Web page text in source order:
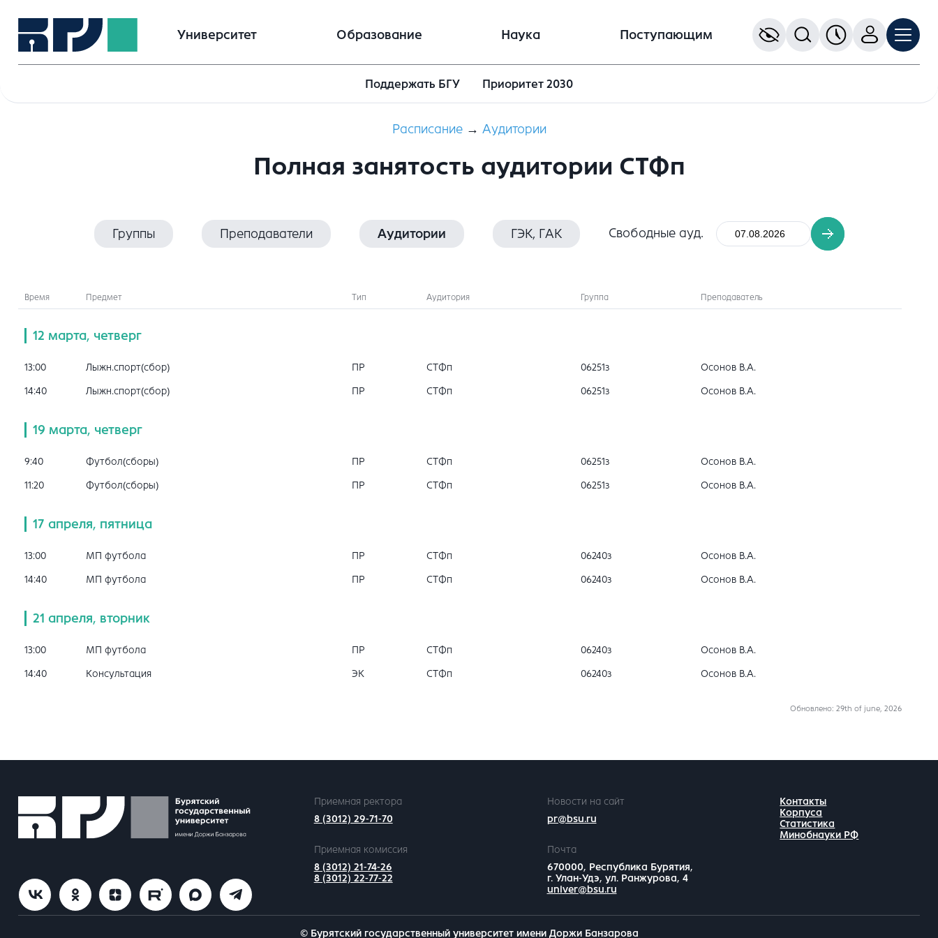
Университет Образование Наука Поступающим
Поддержать БГУ Приоритет 2030
Расписание→ Аудитории
Полная занятость аудитории СТФп
Группы Преподаватели Аудитории ГЭК, ГАК Свободные ауд.
Время Предмет Тип Аудитория Группа Преподаватель
12 марта, четверг
13:00 Лыжн.спорт(сбор) ПР СТФп 06251з Осонов В.А.
14:40 Лыжн.спорт(сбор) ПР СТФп 06251з Осонов В.А.
19 марта, четверг
9:40 Футбол(сборы) ПР СТФп 06251з Осонов В.А.
11:20 Футбол(сборы) ПР СТФп 06251з Осонов В.А.
17 апреля, пятница
13:00 МП футбола ПР СТФп 06240з Осонов В.А.
14:40 МП футбола ПР СТФп 06240з Осонов В.А.
21 апреля, вторник
13:00 МП футбола ПР СТФп 06240з Осонов В.А.
14:40 Консультация ЭК СТФп 06240з Осонов В.А.
Обновлено: 29th of june, 2026
Приемная ректора
8 (3012) 29-71-70
Новости на сайт
pr@bsu.ru
Приемная комиссия
8 (3012) 21-74-26
8 (3012) 22-77-22
Почта
670000, Республика Бурятия,
г. Улан-Удэ, ул. Ранжурова, 4
univer@bsu.ru
Контакты
Корпуса
Статистика
Минобнауки РФ
© Бурятский государственный университет имени Доржи Банзарова